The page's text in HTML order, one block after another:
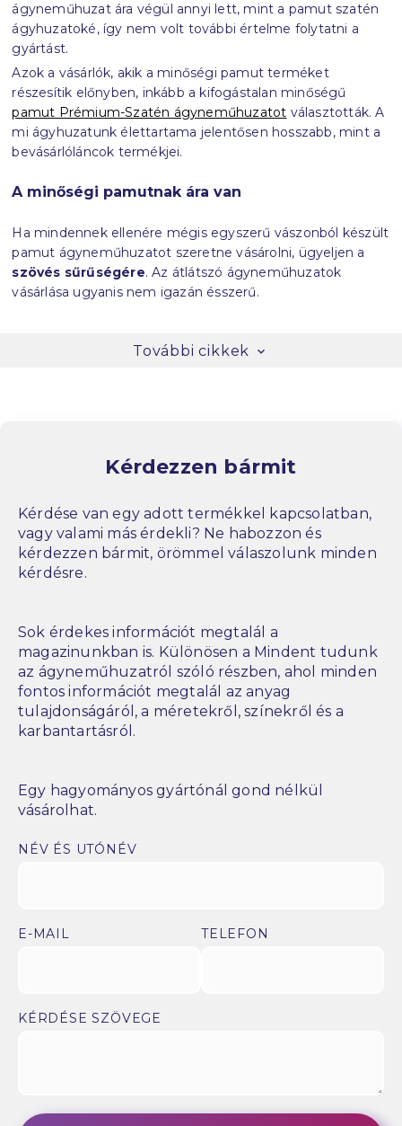
ágyneműhuzat ára végül annyi lett, mint a pamut szatén
ágyhuzatoké, így nem volt további értelme folytatni a
gyártást.
Azok a vásárlók, akik a minőségi pamut terméket
részesítik előnyben, inkább a kifogástalan minőségű
pamut Prémium-Szatén ágyneműhuzatot választották. A
mi ágyhuzatunk élettartama jelentősen hosszabb, mint a
bevásárlóláncok termékjei.
A minőségi pamutnak ára van
Ha mindennek ellenére mégis egyszerű vászonból készült
pamut ágyneműhuzatot szeretne vásárolni, ügyeljen a
szövés sűrűségére. Az átlátszó ágyneműhuzatok
vásárlása ugyanis nem igazán ésszerű.
További cikkek
Kérdezzen bármit
Kérdése van egy adott termékkel kapcsolatban,
vagy valami más érdekli? Ne habozzon és
kérdezzen bármit, örömmel válaszolunk minden
kérdésre.
Sok érdekes információt megtalál a
magazinunkban is. Különösen a Mindent tudunk
az ágyneműhuzatról szóló részben, ahol minden
fontos információt megtalál az anyag
tulajdonságáról, a méretekről, színekről és a
karbantartásról.
Egy hagyományos gyártónál gond nélkül
vásárolhat.
NÉV ÉS UTÓNÉV
E-MAIL TELEFON
KÉRDÉSE SZÖVEGE